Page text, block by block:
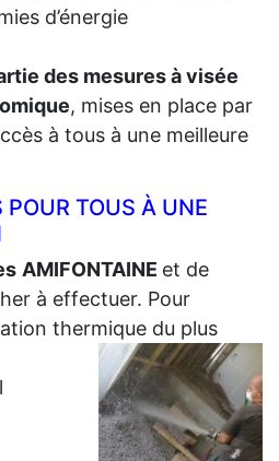
d’énergie
des mesures à visée
, mises en place par
à tous à une meilleure
POUR TOUS À UNE
AMIFONTAINE et de
à effectuer. Pour
thermique du plus